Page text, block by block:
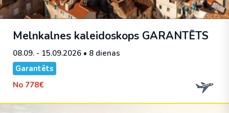
Melnkalnes kaleidoskops GARANTĒTS
08.09. - 15.09.2026 • 8 dienas
Garantēts
No 778€